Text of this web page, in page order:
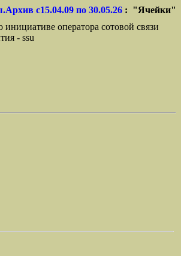
с15.04.09 по 30.05.26 : "Ячейки"
оператора сотовой связи
- ssu